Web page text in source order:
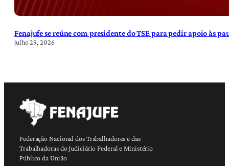
Fenajufe se reúne com presidente do TSE para pedir apoio às
julho 29, 2026
Federação Nacional dos Trabalhadores e das
Trabalhadoras do Judiciário Federal e Ministério
Público da União